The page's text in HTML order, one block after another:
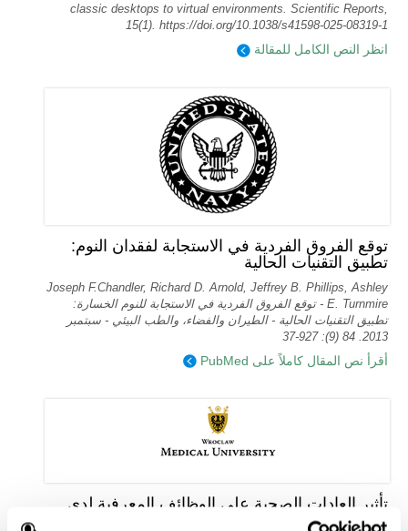
classic desktops to virtual environments. Scientific Reports,
15(1). https://doi.org/10.1038/s41598-025-08319-1
انظر النص الكامل للمقالة
توقع الفروق الفردية في الاستجابة لفقدان النوم:
تطبيق التقنيات الحالية
Joseph F.Chandler, Richard D. Arnold, Jeffrey B. Phillips, Ashley
E. Turnmire - توقع الفروق الفردية في الاستجابة للنوم الخسارة:
تطبيق التقنيات الحالية - الطيران والفضاء، والطب البيئي - سبتمبر
2013. 84 (9): 927-37
أقرأ نص المقال كاملاً على PubMed
تأثير العادات الصحية على الوظائف المعرفية لدى
مجموعة من مرضى غسيل الكلى